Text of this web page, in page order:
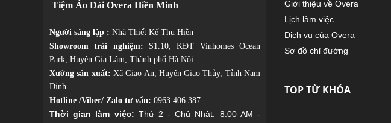
Tiệm Áo Dài Overa Hiền Minh
Người sáng lập : Nhà Thiết Kế Thu Hiền
Showroom trải nghiệm: S1.10, KĐT Vinhomes Ocean
Park, Huyện Gia Lâm, Thành phố Hà Nội
Xưởng sản xuất: Xã Giao An, Huyện Giao Thủy, Tỉnh Nam
Định
Hotline /Viber/ Zalo tư vấn: 0963.406.387
Thời gian làm việc: Thứ 2 - Chủ Nhật: 8:00 AM -
Giới thiệu về Overa
Lịch làm việc
Dịch vụ của Overa
Sơ đồ chỉ đường
TOP TỪ KHÓA